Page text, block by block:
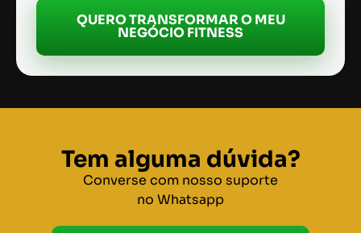
QUERO TRANSFORMAR O MEU
NEGÓCIO FITNESS
Tem alguma dúvida?
Converse com nosso suporte
no Whatsapp